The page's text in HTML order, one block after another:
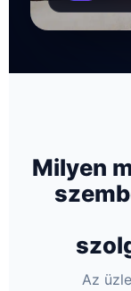
Milyen
Az